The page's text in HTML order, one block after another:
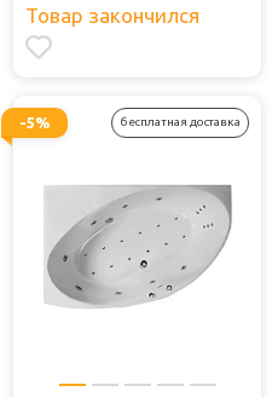
Товар закончился
-5% бесплатная доставка